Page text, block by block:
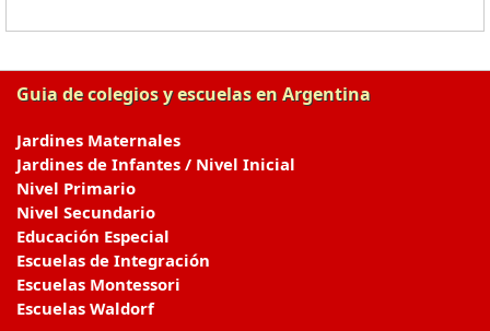
Guia de colegios y escuelas en Argentina
Jardines Maternales
Jardines de Infantes / Nivel Inicial
Nivel Primario
Nivel Secundario
Educación Especial
Escuelas de Integración
Escuelas Montessori
Escuelas Waldorf